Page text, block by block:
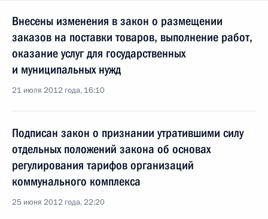
Внесены изменения в закон о размещении
заказов на поставки товаров, выполнение работ,
оказание услуг для государственных
и муниципальных нужд
21 июля 2012 года, 16:10
Подписан закон о признании утратившими силу
отдельных положений закона об основах
регулирования тарифов организаций
коммунального комплекса
25 июня 2012 года, 22:20